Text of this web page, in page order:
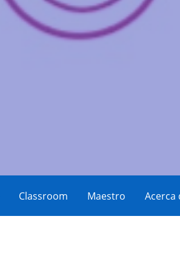
Classroom Maestro Acerca